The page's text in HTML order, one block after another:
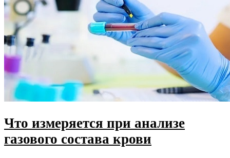
Что измеряется при анализе
газового состава крови